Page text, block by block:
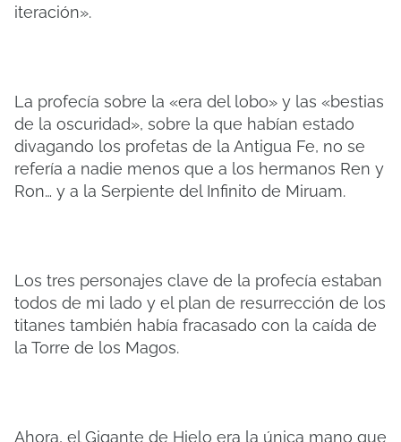
iteración».
La profecía sobre la «era del lobo» y las «bestias
de la oscuridad», sobre la que habían estado
divagando los profetas de la Antigua Fe, no se
refería a nadie menos que a los hermanos Ren y
Ron… y a la Serpiente del Infinito de Miruam.
Los tres personajes clave de la profecía estaban
todos de mi lado y el plan de resurrección de los
titanes también había fracasado con la caída de
la Torre de los Magos.
Ahora, el Gigante de Hielo era la única mano que